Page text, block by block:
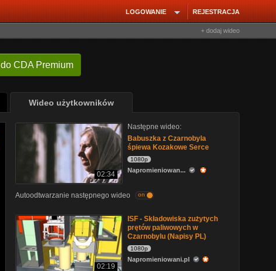
REJESTRACJA
LOGOWANIE
+ dodaj wideo
do CDA Premium
Wideo użytkowników
02:34
Następne wideo:
Babuszka z Czarnobyla
śpiewa Kozakowe Serce
1080p
Napromieniowan...
Autoodtwarzanie następnego wideo on
02:19
ISF - Składowiska zużytych
prętów paliwowych w
Czarnobylu (Napisy PL)
1080p
Napromieniowani.pl